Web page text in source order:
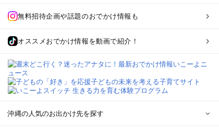
無料招待企画や話題のおでかけ情報も
オススメおでかけ情報を動画で紹介！
沖縄の人気のお出かけ先を探す